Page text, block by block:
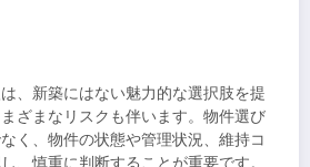
、新築にはない魅力的な選択肢を提
ざまなリスクも伴います。物件選び
く、物件の状態や管理状況、維持コ